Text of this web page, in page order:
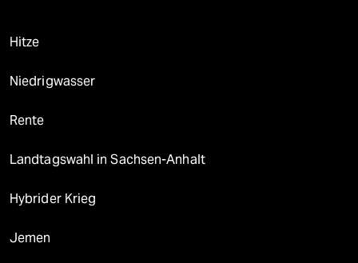
Hitze
Niedrigwasser
Rente
Landtagswahl in Sachsen-Anhalt
Hybrider Krieg
Jemen